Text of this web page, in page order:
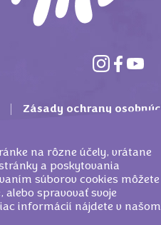
Zásady ochrany
súborov cookie
GMBH ORGANIZAČNÁ
na rôzne účely, vrátane
a poskytovania
súborov cookies môžete
spravovať svoje
informácií nájdete v našom